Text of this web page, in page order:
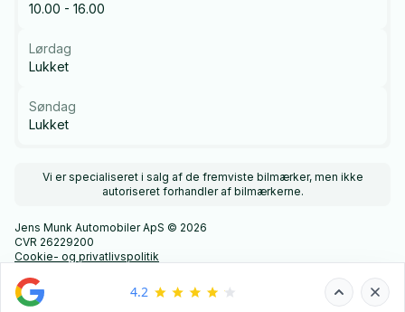
10.00 - 16.00
Lørdag
Lukket
Søndag
Lukket
Vi er specialiseret i salg af de fremviste bilmærker, men ikke
autoriseret forhandler af bilmærkerne.
Jens Munk Automobiler ApS © 2026
CVR 26229200
Cookie- og privatlivspolitik